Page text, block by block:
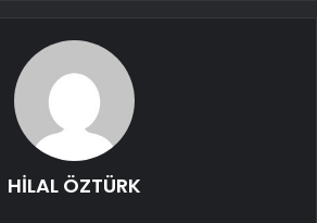
HİLAL ÖZTÜRK